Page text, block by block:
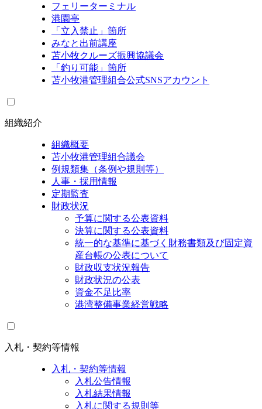
フェリーターミナル
港園亭
「立入禁止」箇所
みなと出前講座
苫小牧クルーズ振興協議会
「釣り可能」箇所
苫小牧港管理組合公式SNSアカウント
組織紹介
組織概要
苫小牧港管理組合議会
例規類集（条例や規則等）
人事・採用情報
定期監査
財政状況
予算に関する公表資料
決算に関する公表資料
統一的な基準に基づく財務書類及び固定資
産台帳の公表について
財政収支状況報告
財政状況の公表
資金不足比率
港湾整備事業経営戦略
入札・契約等情報
入札・契約等情報
入札公告情報
入札結果情報
入札に関する規則等